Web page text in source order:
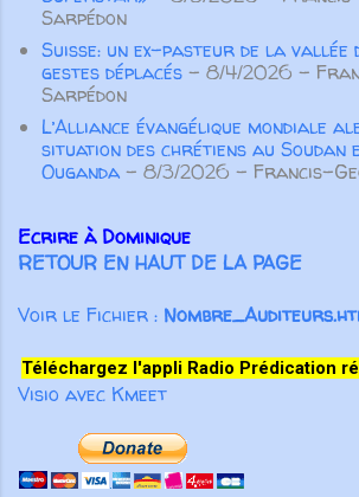
“font du bien au
Sarpédon
Suisse: un ex-pasteur de la vallée
gestes déplacés - 8/4/2026 -
Sarpédon
L’Alliance évangélique mondiale
situation des chrétiens au Soudan
Ouganda - 8/3/2026 - Francis-
Ecrire à Dominique
RETOUR EN HAUT DE LA PAGE
Voir le Fichier :
Téléchargez l'appli Radio Prédication
Visio avec Kmeet